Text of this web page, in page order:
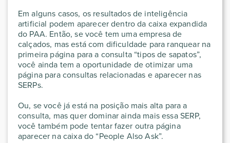
Em alguns casos, os resultados de inteligência
artificial podem aparecer dentro da caixa expandida
do PAA. Então, se você tem uma empresa de
calçados, mas está com dificuldade para ranquear na
primeira página para a consulta “tipos de sapatos”,
você ainda tem a oportunidade de otimizar uma
página para consultas relacionadas e aparecer nas
SERPs.
Ou, se você já está na posição mais alta para a
consulta, mas quer dominar ainda mais essa SERP,
você também pode tentar fazer outra página
aparecer na caixa do “People Also Ask”.